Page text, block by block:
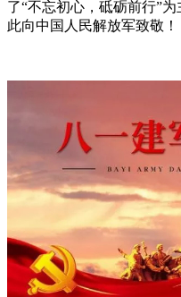
了“不忘初心，砥砺前行”
此向中国人民解放军致敬！